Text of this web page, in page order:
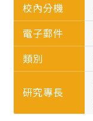
校內分機
電子郵件
類別
研究專長